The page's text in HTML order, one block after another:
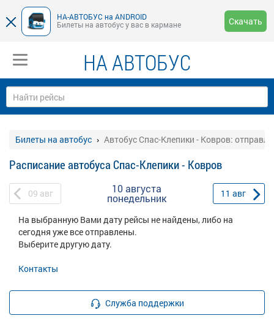
НА-АВТОБУС на ANDROID
Билеты на автобус у вас в кармане
Скачать
НА АВТОБУС
Билеты на автобус Автобус Спас-Клепики - Ковров:
Расписание автобуса Спас-Клепики - Ковров
09 авг 10 августа
понедельник 11 авг
На выбранную Вами дату рейсы не найдены, либо на
сегодня уже все отправлены.
Выберите другую дату.
Контакты
Служба поддержки